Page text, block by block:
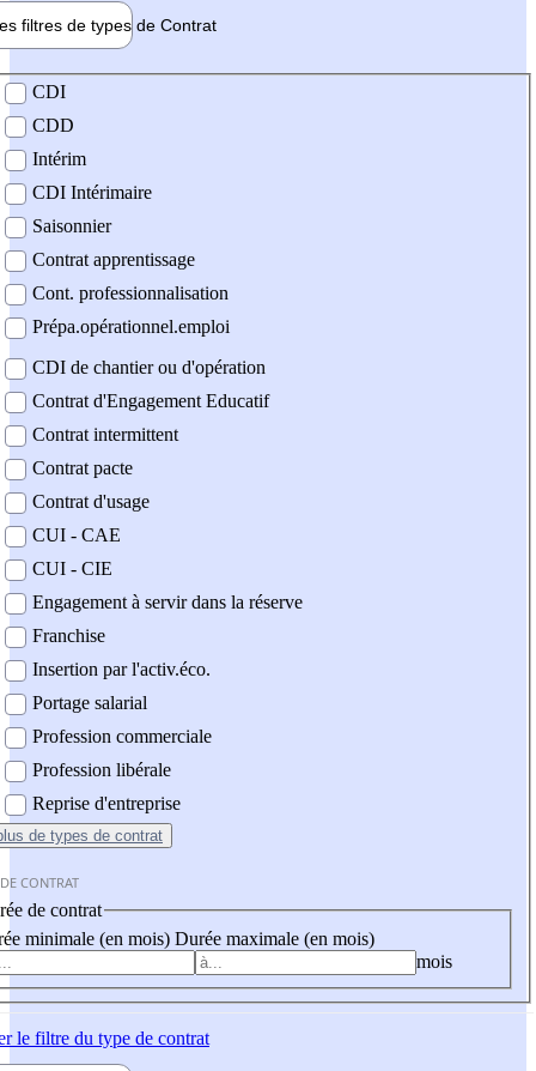
filtres de types de Contrat
contrat
CDI
CDD
Intérim
CDI Intérimaire
Saisonnier
Contrat apprentissage
Cont. professionnalisation
Prépa.opérationnel.emploi
CDI de chantier ou d'opération
Contrat d'Engagement Educatif
Contrat intermittent
Contrat pacte
Contrat d'usage
CUI - CAE
CUI - CIE
Engagement à servir dans la réserve
Franchise
Insertion par l'activ.éco.
Portage salarial
Profession commerciale
Profession libérale
Reprise d'entreprise
de types de contrat
CONTRAT
de contrat
minimale (en mois) Durée maximale (en mois)
mois
le filtre du type de contrat